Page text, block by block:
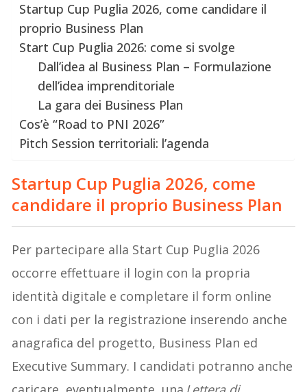
Startup Cup Puglia 2026, come candidare il
proprio Business Plan
Start Cup Puglia 2026: come si svolge
Dall’idea al Business Plan – Formulazione
dell’idea imprenditoriale
La gara dei Business Plan
Cos’è “Road to PNI 2026”
Pitch Session territoriali: l’agenda
Startup Cup Puglia 2026, come
candidare il proprio Business Plan
Per partecipare alla Start Cup Puglia 2026
occorre effettuare il login con la propria
identità digitale e completare il form online
con i dati per la registrazione inserendo anche
anagrafica del progetto, Business Plan ed
Executive Summary. I candidati potranno anche